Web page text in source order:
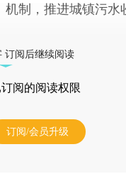
制，推进城镇污水
订阅后继续阅读
阅的阅读权限
订阅/会员升级